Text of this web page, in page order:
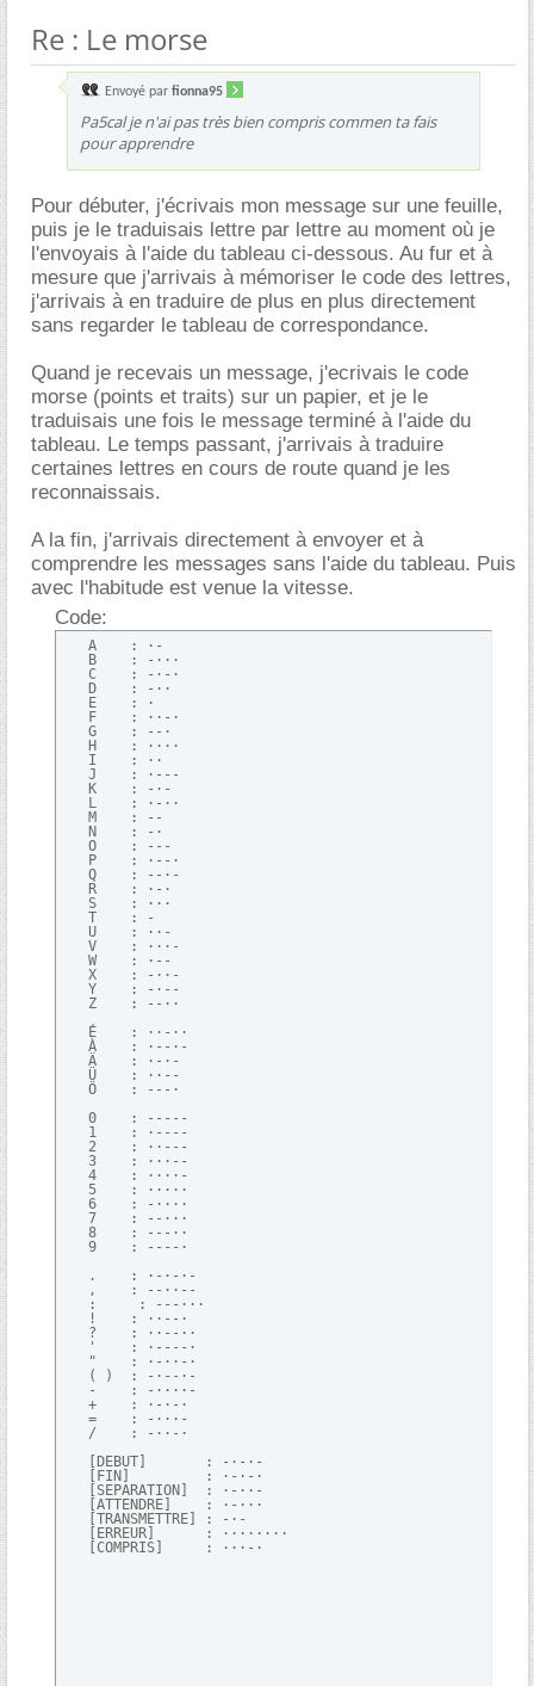
Re : Le morse
Envoyé par fionna95
Pa5cal je n'ai pas très bien compris commen ta fais
pour apprendre
Pour débuter, j'écrivais mon message sur une feuille,
puis je le traduisais lettre par lettre au moment où je
l'envoyais à l'aide du tableau ci-dessous. Au fur et à
mesure que j'arrivais à mémoriser le code des lettres,
j'arrivais à en traduire de plus en plus directement
sans regarder le tableau de correspondance.
Quand je recevais un message, j'ecrivais le code
morse (points et traits) sur un papier, et je le
traduisais une fois le message terminé à l'aide du
tableau. Le temps passant, j'arrivais à traduire
certaines lettres en cours de route quand je les
reconnaissais.
A la fin, j'arrivais directement à envoyer et à
comprendre les messages sans l'aide du tableau. Puis
avec l'habitude est venue la vitesse.
Code:
   A    : ·-
   B    : -···
   C    : -·-·
   D    : -··
   E    : ·
   F    : ··-·
   G    : --·
   H    : ····
   I    : ··
   J    : ·---
   K    : -·-
   L    : ·-··
   M    : --
   N    : -·
   O    : ---
   P    : ·--·
   Q    : --·-
   R    : ·-·
   S    : ···
   T    : -
   U    : ··-
   V    : ···-
   W    : ·--
   X    : -··-
   Y    : -·--
   Z    : --··
   É    : ··-··
   À    : ·--·-
   Ä    : ·-·-
   Ü    : ··--
   Ö    : ---·
   0    : -----
   1    : ·----
   2    : ··---
   3    : ···--
   4    : ····-
   5    : ·····
   6    : -····
   7    : --···
   8    : ---··
   9    : ----·
   .    : ·-·-·-
   ,    : --··--
   :     : ---···
   !    : ··--·
   ?    : ··--··
   '    : ·----·
   "    : ·-··-·
   ( )  : -·--·-
   -    : -····-
   +    : ·-·-·
   =    : -···-
   /    : -··-·
   [DEBUT]       : -·-·-
   [FIN]         : ·-·-·
   [SEPARATION]  : ·-··-
   [ATTENDRE]    : ·-···
   [TRANSMETTRE] : -·-
   [ERREUR]      : ········
   [COMPRIS]     : ···-·